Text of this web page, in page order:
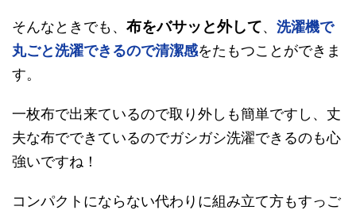
そんなときでも、 布をバサッと外して、 洗濯機で
丸ごと洗濯できるので清潔感をたもつことができま
す。
一枚布で出来ているので取り外しも簡単ですし、丈
夫な布でできているのでガシガシ洗濯できるのも心
強いですね！
コンパクトにならない代わりに組み立て方もすっご